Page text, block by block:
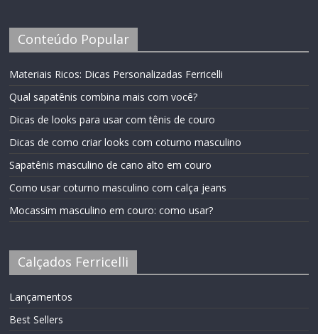
Conteúdo Popular
Materiais Ricos: Dicas Personalizadas Ferricelli
Qual sapatênis combina mais com você?
Dicas de looks para usar com tênis de couro
Dicas de como criar looks com coturno masculino
Sapatênis masculino de cano alto em couro
Como usar coturno masculino com calça jeans
Mocassim masculino em couro: como usar?
Calçados Ferricelli
Lançamentos
Best Sellers